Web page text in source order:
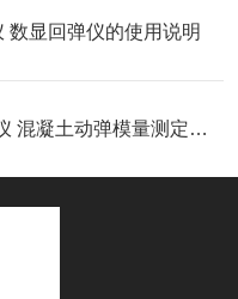
数显回弹仪的使用说明
DT-20W混凝土动弹仪 混凝土动弹模量测定仪的使用说明